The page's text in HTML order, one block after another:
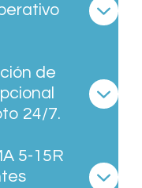
de
24/7.
5-15R